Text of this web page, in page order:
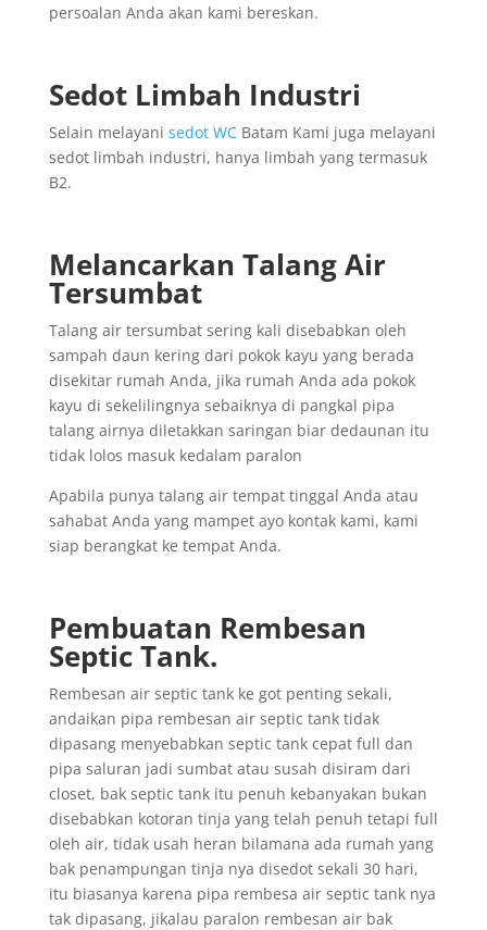
persoalan Anda akan kami bereskan.
Sedot Limbah Industri
Selain melayani sedot WCBatam Kami juga melayani
sedot limbah industri, hanya limbah yang termasuk
B2.
Melancarkan Talang Air
Tersumbat
Talang air tersumbat sering kali disebabkan oleh
sampah daun kering dari pokok kayu yang berada
disekitar rumah Anda, jika rumah Anda ada pokok
kayu di sekelilingnya sebaiknya di pangkal pipa
talang airnya diletakkan saringan biar dedaunan itu
tidak lolos masuk kedalam paralon
Apabila punya talang air tempat tinggal Anda atau
sahabat Anda yang mampet ayo kontak kami, kami
siap berangkat ke tempat Anda.
Pembuatan Rembesan
Septic Tank.
Rembesan air septic tank ke got penting sekali,
andaikan pipa rembesan air septic tank tidak
dipasang menyebabkan septic tank cepat full dan
pipa saluran jadi sumbat atau susah disiram dari
closet, bak septic tank itu penuh kebanyakan bukan
disebabkan kotoran tinja yang telah penuh tetapi full
oleh air, tidak usah heran bilamana ada rumah yang
bak penampungan tinja nya disedot sekali 30 hari,
itu biasanya karena pipa rembesa air septic tank nya
tak dipasang, jikalau paralon rembesan air bak